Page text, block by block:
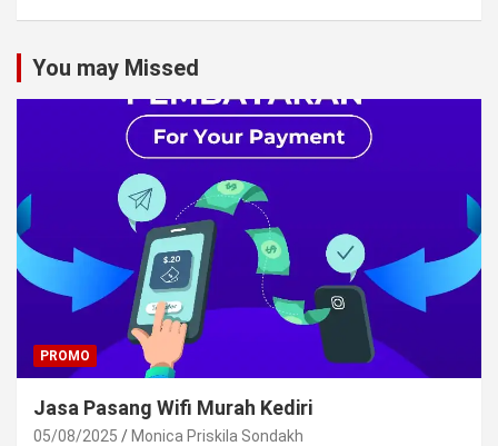
You may Missed
PROMO
Jasa Pasang Wifi Murah Kediri
05/08/2025 Monica Priskila Sondakh